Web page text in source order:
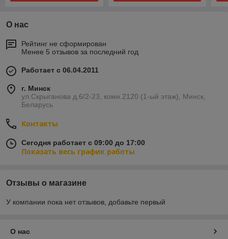
О нас
Рейтинг не сформирован
Менее 5 отзывов за последний год
Работает с 06.04.2011
г. Минск
ул.Скрыганова д.6/2-23, комн.2120 (1-ый этаж), Минск,
Беларусь
Контакты
Сегодня работает с 09:00 до 17:00
Показать весь график работы
Отзывы о магазине
У компании пока нет отзывов, добавьте первый
О нас